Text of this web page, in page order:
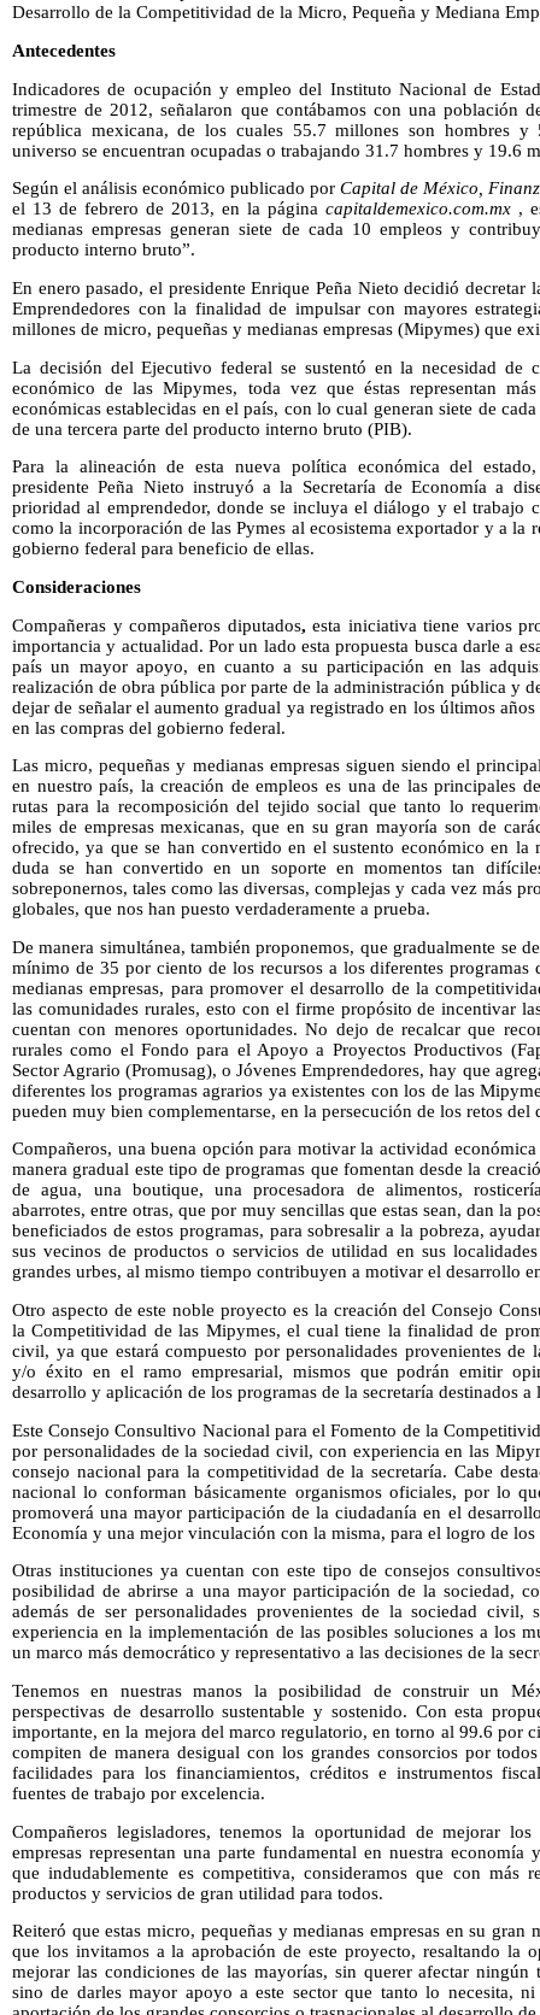
Desarrollo de la Competitividad de la Micro, Pequeña y Mediana
Antecedentes
Indicadores de ocupación y empleo del Instituto Nacional de
trimestre de 2012, señalaron que contábamos con una población
república mexicana, de los cuales 55.7 millones son hombres y
universo se encuentran ocupadas o trabajando 31.7 hombres y 19.6
Según el análisis económico publicado por Capital de México,
el 13 de febrero de 2013, en la página capitaldemexico.com.mx ,
medianas empresas generan siete de cada 10 empleos y
producto interno bruto”.
En enero pasado, el presidente Enrique Peña Nieto decidió
Emprendedores con la finalidad de impulsar con mayores
millones de micro, pequeñas y medianas empresas (Mipymes) que
La decisión del Ejecutivo federal se sustentó en la necesidad de
económico de las Mipymes, toda vez que éstas representan
económicas establecidas en el país, con lo cual generan siete de
de una tercera parte del producto interno bruto (PIB).
Para la alineación de esta nueva política económica del
presidente Peña Nieto instruyó a la Secretaría de Economía a
prioridad al emprendedor, donde se incluya el diálogo y el trabajo
como la incorporación de las Pymes al ecosistema exportador y a la
gobierno federal para beneficio de ellas.
Consideraciones
Compañeras y compañeros diputados,esta iniciativa tiene varios
importancia y actualidad. Por un lado esta propuesta busca darle a
país un mayor apoyo, en cuanto a su participación en las
realización de obra pública por parte de la administración pública y
dejar de señalar el aumento gradual ya registrado en los últimos
en las compras del gobierno federal.
Las micro, pequeñas y medianas empresas siguen siendo el
en nuestro país, la creación de empleos es una de las principales
rutas para la recomposición del tejido social que tanto lo
miles de empresas mexicanas, que en su gran mayoría son de
ofrecido, ya que se han convertido en el sustento económico en la
duda se han convertido en un soporte en momentos tan
sobreponernos, tales como las diversas, complejas y cada vez más
globales, que nos han puesto verdaderamente a prueba.
De manera simultánea, también proponemos, que gradualmente se
mínimo de 35 por ciento de los recursos a los diferentes
medianas empresas, para promover el desarrollo de la
las comunidades rurales, esto con el firme propósito de incentivar
cuentan con menores oportunidades. No dejo de recalcar que
rurales como el Fondo para el Apoyo a Proyectos Productivos
Sector Agrario (Promusag), o Jóvenes Emprendedores, hay que
diferentes los programas agrarios ya existentes con los de las
pueden muy bien complementarse, en la persecución de los retos
Compañeros, una buena opción para motivar la actividad
manera gradual este tipo de programas que fomentan desde la
de agua, una boutique, una procesadora de alimentos,
abarrotes, entre otras, que por muy sencillas que estas sean, dan la
beneficiados de estos programas, para sobresalir a la pobreza,
sus vecinos de productos o servicios de utilidad en sus
grandes urbes, al mismo tiempo contribuyen a motivar el desarrollo
Otro aspecto de este noble proyecto es la creación del Consejo
la Competitividad de las Mipymes, el cual tiene la finalidad de
civil, ya que estará compuesto por personalidades provenientes de
y/o éxito en el ramo empresarial, mismos que podrán emitir
desarrollo y aplicación de los programas de la secretaría destinados a
Este Consejo Consultivo Nacional para el Fomento de la
por personalidades de la sociedad civil, con experiencia en las
consejo nacional para la competitividad de la secretaría. Cabe
nacional lo conforman básicamente organismos oficiales, por lo
promoverá una mayor participación de la ciudadanía en el
Economía y una mejor vinculación con la misma, para el logro de los
Otras instituciones ya cuentan con este tipo de consejos
posibilidad de abrirse a una mayor participación de la sociedad,
además de ser personalidades provenientes de la sociedad civil,
experiencia en la implementación de las posibles soluciones a los
un marco más democrático y representativo a las decisiones de la
Tenemos en nuestras manos la posibilidad de construir un
perspectivas de desarrollo sustentable y sostenido. Con esta
importante, en la mejora del marco regulatorio, en torno al 99.6 por
compiten de manera desigual con los grandes consorcios por
facilidades para los financiamientos, créditos e instrumentos
fuentes de trabajo por excelencia.
Compañeros legisladores, tenemos la oportunidad de mejorar
empresas representan una parte fundamental en nuestra economía
que indudablemente es competitiva, consideramos que con más
productos y servicios de gran utilidad para todos.
Reiteró que estas micro, pequeñas y medianas empresas en su
que los invitamos a la aprobación de este proyecto, resaltando la
mejorar las condiciones de las mayorías, sin querer afectar ningún
sino de darles mayor apoyo a este sector que tanto lo necesita,